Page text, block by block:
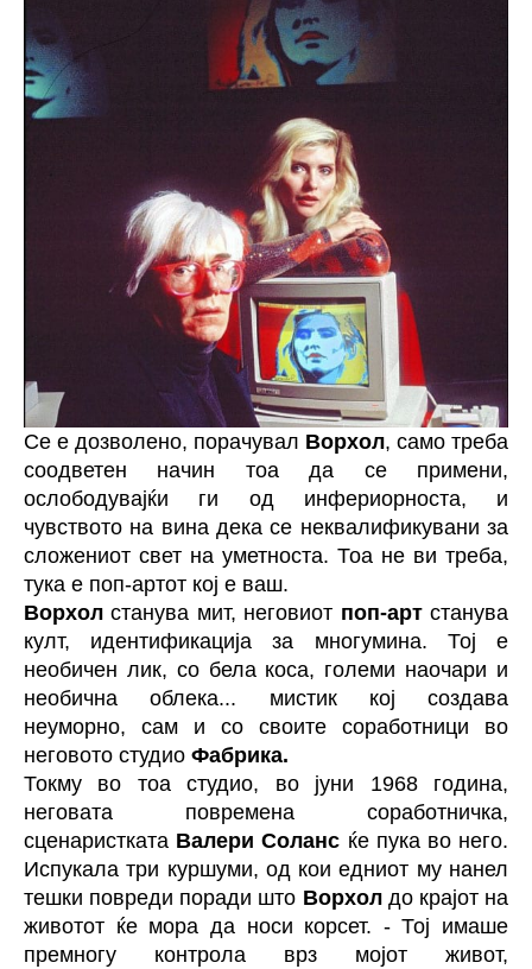
Се е дозволено, порачувал Ворхол, само треба
соодветен начин тоа да се примени,
ослободувајќи ги од инфериорноста, и
чувството на вина дека се неквалификувани за
сложениот свет на уметноста. Тоа не ви треба,
тука е поп-артот кој е ваш.
Ворхол станува мит, неговиот поп-артстанува
култ, идентификација за многумина. Тој е
необичен лик, со бела коса, големи наочари и
необична облека... мистик кој создава
неуморно, сам и со своите соработници во
неговото студио Фабрика.
Токму во тоа студио, во јуни 1968 година,
неговата повремена соработничка,
сценаристката Валери Соланс ќе пука во него.
Испукала три куршуми, од кои едниот му нанел
тешки повреди поради што Ворхолдо крајот на
животот ќе мора да носи корсет. - Тој имаше
премногу контрола врз мојот живот,